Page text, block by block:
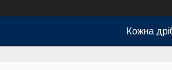
Кожна